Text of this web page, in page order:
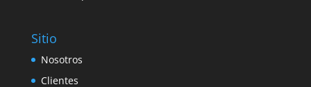
Sitio
Nosotros
Clientes